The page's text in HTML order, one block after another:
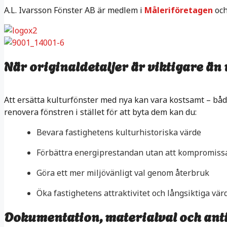
A.L. Ivarsson Fönster AB är medlem i Måleriföretagen
När originaldetaljer är viktigare än
Att ersätta kulturfönster med nya kan vara kostsamt –
renovera fönstren i stället för att byta dem kan du:
Bevara fastighetens kulturhistoriska värde
Förbättra energiprestandan utan att
Göra ett mer miljövänligt val genom återbruk
Öka fastighetens attraktivitet och långsiktiga
Dokumentation, materialval och